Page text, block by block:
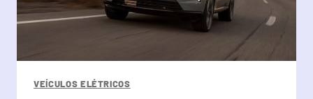
VEÍCULOS ELÉTRICOS